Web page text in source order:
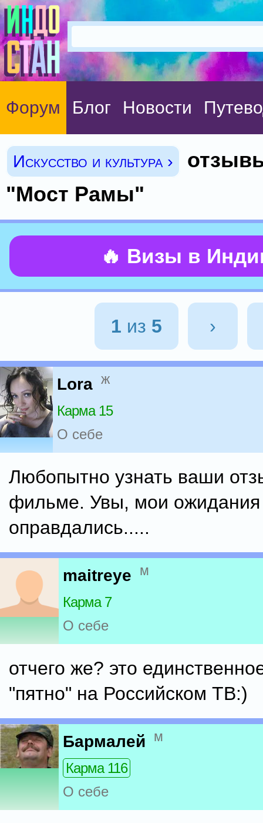
Форум Блог Новости
Искусство и культура ›
"Мост Рамы"
🔥 Визы в
1 из 5 ›
Lora ж
Карма 15
О себе
Любопытно узнать ваши
фильме. Увы, мои
оправдались.....
maitreye м
Карма 7
О себе
отчего же? это
"пятно" на Российском ТВ:)
Бармалей м
Карма 116
О себе